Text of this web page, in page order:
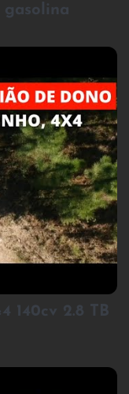
140cv 2.8 TB